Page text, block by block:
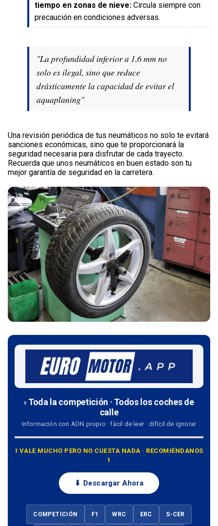
tiempo en zonas de nieve: Circula siempre con
precaución en condiciones adversas.
"La profundidad inferior a 1,6 mm no
solo es ilegal, sino que reduce
drásticamente la capacidad de evitar el
aquaplaning"
Una revisión periódica de tus neumáticos no solo te evitará
sanciones económicas, sino que te proporcionará la
seguridad necesaria para disfrutar de cada trayecto.
Recuerda que unos neumáticos en buen estado son tu
mejor garantía de seguridad en la carretera.
› Toda la competición · Todos los coches de
calle
Información con ADN propio · fácil de leer · difícil de ignorar
⭡ VALE MUCHO PERO NO CUESTA NADA · RECOMIÉNDANOS
⭡
⬇ Descargar Ahora
COMPETICIÓN F1 WRC ERC S-CER